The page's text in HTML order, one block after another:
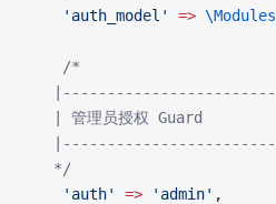
    'auth_model'
=>
    /*
   | 管理员授权 Guard
   */
    'auth'
=> 'admin' ,